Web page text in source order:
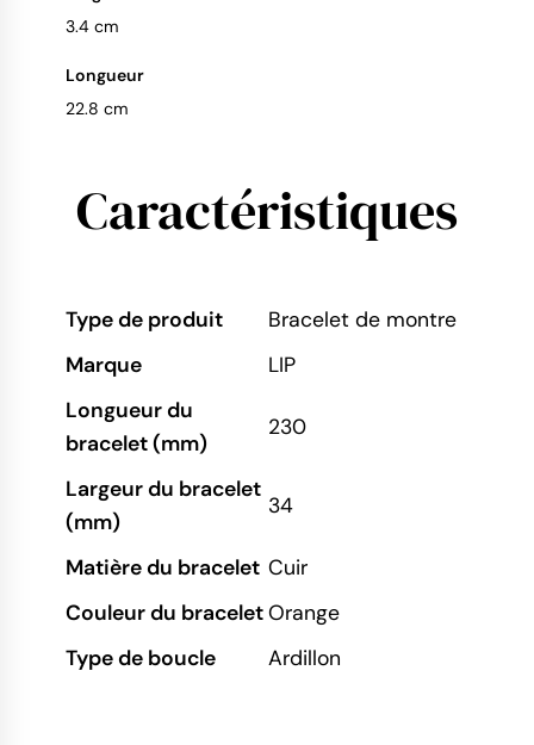
3.4 cm
Longueur
22.8 cm
Caractéristiques
Type de produit
Bracelet de montre
Marque
LIP
Longueur du
bracelet (mm)
230
Largeur du bracelet
(mm)
34
Matière du bracelet Cuir
Couleur du braceletOrange
Type de boucle
Ardillon